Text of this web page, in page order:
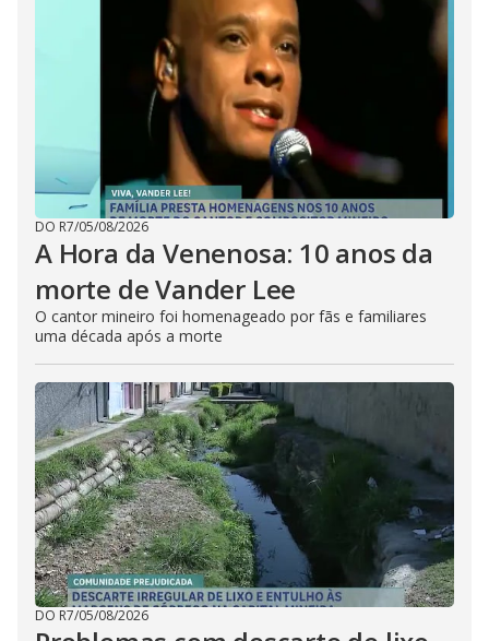
DO R7/05/08/2026
A Hora da Venenosa: 10 anos da
morte de Vander Lee
O cantor mineiro foi homenageado por fãs e familiares
uma década após a morte
DO R7/05/08/2026